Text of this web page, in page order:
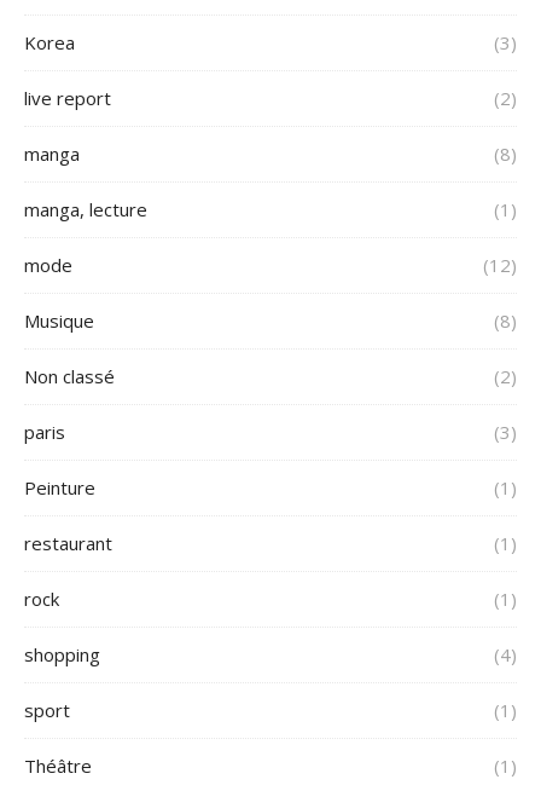
Korea (3)
live report (2)
manga (8)
manga, lecture (1)
mode (12)
Musique (8)
Non classé (2)
paris (3)
Peinture (1)
restaurant (1)
rock (1)
shopping (4)
sport (1)
Théâtre (1)